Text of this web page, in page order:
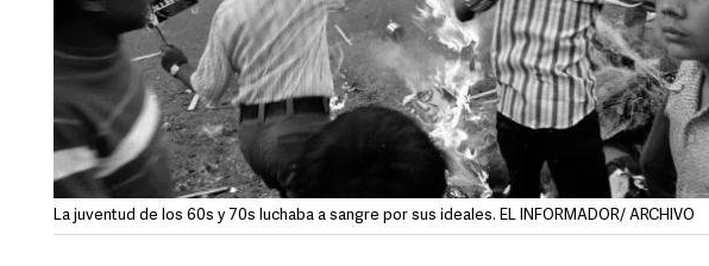
La juventud de los 60s y 70s luchaba a sangre por sus ideales. EL INFORMADOR/ ARCHIVO